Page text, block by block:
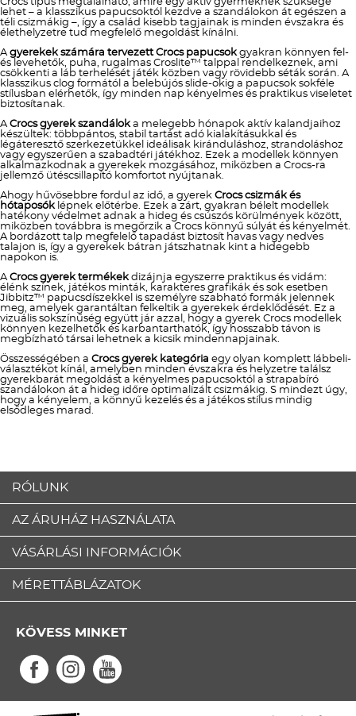
lehet – a klasszikus papucsoktól kezdve a szandálokon át egészen a
téli csizmákig –, így a család kisebb tagjainak is minden évszakra és
élethelyzetre tud megfelelő megoldást kínálni.
Agyerekek számára tervezett Crocs papucsokgyakran könnyen fel-
és levehetők, puha, rugalmas Croslite™ talppal rendelkeznek, ami
csökkenti a láb terhelését játék közben vagy rövidebb séták során. A
klasszikus clog formától a belebújós slide-okig a papucsok sokféle
stílusban elérhetők, így minden nap kényelmes és praktikus viseletet
biztosítanak.
ACrocs gyerek szandáloka melegebb hónapok aktív kalandjaihoz
készültek: többpántos, stabil tartást adó kialakításukkal és
légáteresztő szerkezetükkel ideálisak kiránduláshoz, strandoláshoz
vagy egyszerűen a szabadtéri játékhoz. Ezek a modellek könnyen
alkalmazkodnak a gyerekek mozgásához, miközben a Crocs-ra
jellemző ütéscsillapító komfortot nyújtanak.
Ahogy hűvösebbre fordul az idő, a gyerek Crocs csizmák és
hótaposóklépnek előtérbe. Ezek a zárt, gyakran bélelt modellek
hatékony védelmet adnak a hideg és csúszós körülmények között,
miközben továbbra is megőrzik a Crocs könnyű súlyát és kényelmét.
A bordázott talp megfelelő tapadást biztosít havas vagy nedves
talajon is, így a gyerekek bátran játszhatnak kint a hidegebb
napokon is.
ACrocs gyerek termékekdizájnja egyszerre praktikus és vidám:
élénk színek, játékos minták, karakteres grafikák és sok esetben
Jibbitz™ papucsdíszekkel is személyre szabható formák jelennek
meg, amelyek garantáltan felkeltik a gyerekek érdeklődését. Ez a
vizuális sokszínűség együtt jár azzal, hogy a gyerek Crocs modellek
könnyen kezelhetők és karbantarthatók, így hosszabb távon is
megbízható társai lehetnek a kicsik mindennapjainak.
Összességében a Crocs gyerek kategória egy olyan komplett lábbeli-
választékot kínál, amelyben minden évszakra és helyzetre találsz
gyerekbarát megoldást a kényelmes papucsoktól a strapabíró
szandálokon át a hideg időre optimalizált csizmákig. S mindezt úgy,
hogy a kényelem, a könnyű kezelés és a játékos stílus mindig
elsődleges marad.
RÓLUNK
AZ ÁRUHÁZ HASZNÁLATA
VÁSÁRLÁSI INFORMÁCIÓK
MÉRETTÁBLÁZATOK
KÖVESS MINKET